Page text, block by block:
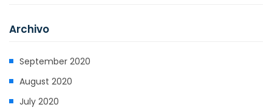
Archivo
September 2020
August 2020
July 2020